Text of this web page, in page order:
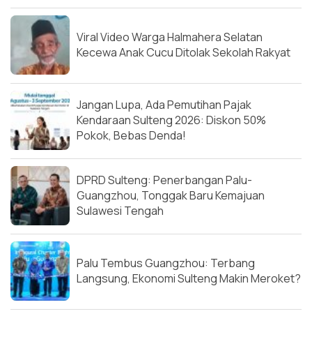
Viral Video Warga Halmahera Selatan
Kecewa Anak Cucu Ditolak Sekolah Rakyat
Jangan Lupa, Ada Pemutihan Pajak
Kendaraan Sulteng 2026: Diskon 50%
Pokok, Bebas Denda!
DPRD Sulteng: Penerbangan Palu-
Guangzhou, Tonggak Baru Kemajuan
Sulawesi Tengah
Palu Tembus Guangzhou: Terbang
Langsung, Ekonomi Sulteng Makin Meroket?